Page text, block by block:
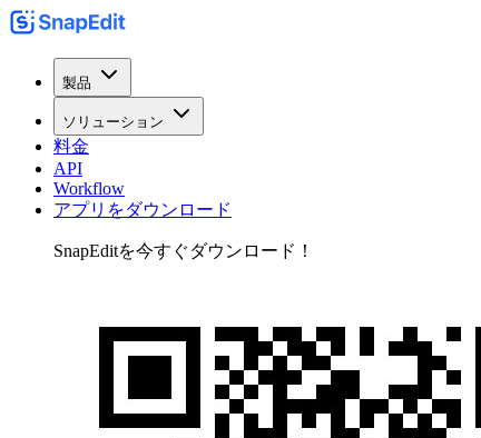
製品
ソリューション
料金
API
Workflow
アプリをダウンロード
SnapEditを今すぐダウンロード！